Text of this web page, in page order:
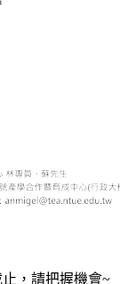
，請把握機會~